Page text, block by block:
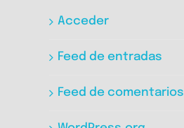
Acceder
Feed de entradas
Feed de comentarios